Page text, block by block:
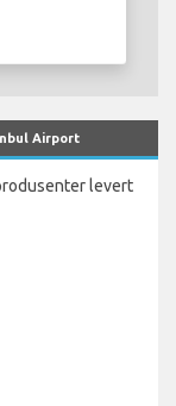
Airport
levert